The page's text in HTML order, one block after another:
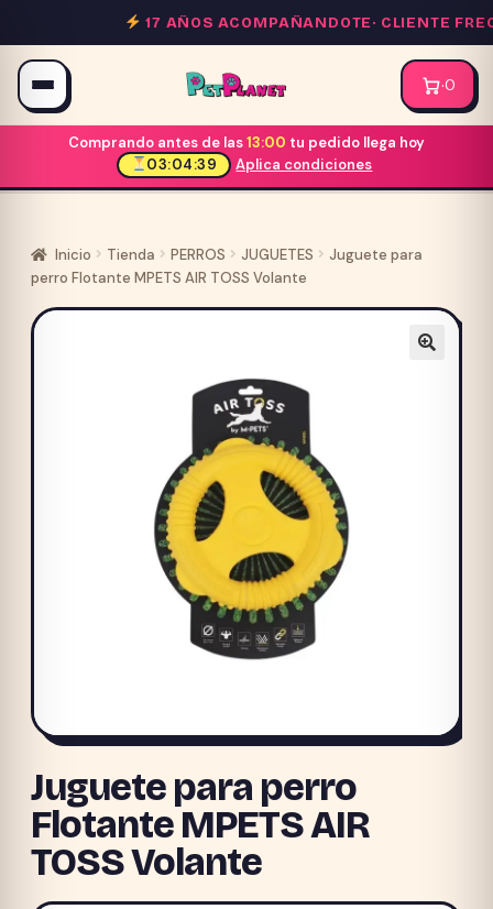
al
contenido
17 AÑOS ACOMPAÑANDOTE·CLIENTE
·0
Comprando antes de las13:00 tu pedido llega hoy
03:04:39
Aplica condiciones
Inicio Tienda PERROS JUGUETES
Juguete para
perro Flotante MPETS AIR TOSS Volante
Juguete para perro
Flotante MPETS AIR
TOSS Volante